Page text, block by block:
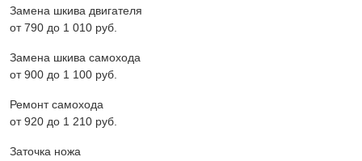
Замена шкива двигателя
от 790 до 1 010 pyб.
Замена шкива самохода
от 900 до 1 100 pyб.
Ремонт самохода
от 920 до 1 210 pyб.
Заточка ножа